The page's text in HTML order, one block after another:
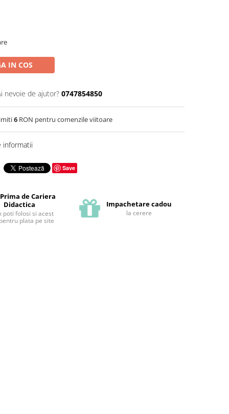
IN COS
nevoie de ajutor? 0747854850
6 RON pentru comenzile viitoare
informatii
Save
de Cariera
Didactica
poti folosi si acest
plata pe site
Impachetare cadou
la cerere